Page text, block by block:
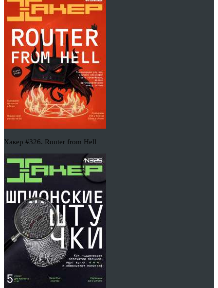
Хакер #326. Router from Hell